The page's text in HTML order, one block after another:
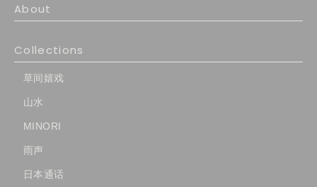
About
Collections
草间嬉戏
山水
MINORI
雨声
日本通话